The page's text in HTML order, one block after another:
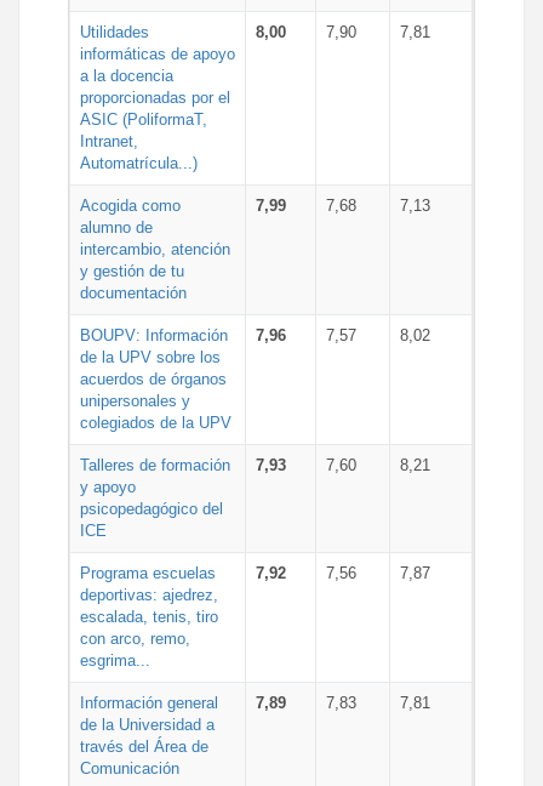
Utilidades
informáticas de apoyo
a la docencia
proporcionadas por el
ASIC (PoliformaT,
Intranet,
Automatrícula...)
8,00 7,90 7,81
Acogida como
alumno de
intercambio, atención
y gestión de tu
documentación
7,99 7,68 7,13
BOUPV: Información
de la UPV sobre los
acuerdos de órganos
unipersonales y
colegiados de la UPV
7,96 7,57 8,02
Talleres de formación
y apoyo
psicopedagógico del
ICE
7,93 7,60 8,21
Programa escuelas
deportivas: ajedrez,
escalada, tenis, tiro
con arco, remo,
esgrima...
7,92 7,56 7,87
Información general
de la Universidad a
través del Área de
Comunicación
7,89 7,83 7,81